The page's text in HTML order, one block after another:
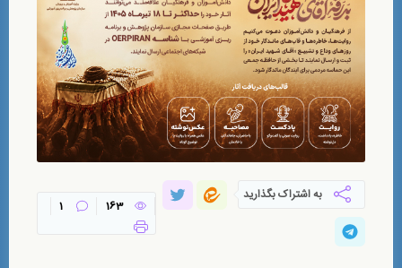
به اشتراک بگذارید
163
1